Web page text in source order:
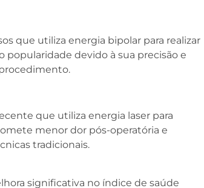
que utiliza energia bipolar para realizar
devido à sua precisão e
que utiliza energia laser para
menor dor pós-operatória e
tradicionais.
significativa no índice de saúde